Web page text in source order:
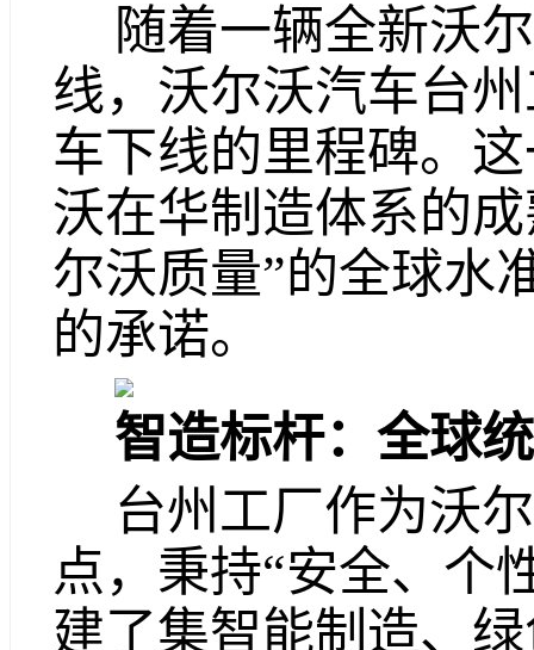
随着一辆全新沃
线，沃尔沃汽车台
车下线的里程碑。
沃在华制造体系的
尔沃质量”的全球水
的承诺。
智造标杆：全球
台州工厂作为沃
点，秉持“安全、个
建了集智能制造、